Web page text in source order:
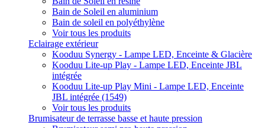
Bain de Soleil en aluminium
Bain de soleil en polyéthylène
Voir tous les produits
Eclairage extérieur
Kooduu Synergy - Lampe LED, Enceinte & Glacière
Kooduu Lite-up Play - Lampe LED, Enceinte JBL
intégrée
Kooduu Lite-up Play Mini - Lampe LED, Enceinte
JBL intégrée (1549)
Voir tous les produits
Brumisateur de terrasse basse et haute pression